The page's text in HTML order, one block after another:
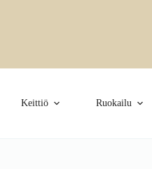
Keittiö Ruokailu